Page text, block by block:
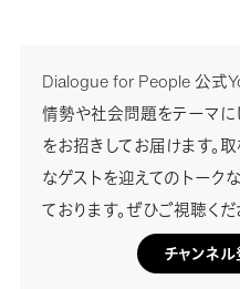
Dialogue for People 公式
情勢や社会問題をテーマに
をお招きしてお届けます。
なゲストを迎えてのトーク
ております。ぜひご視聴くだ
チャンネ